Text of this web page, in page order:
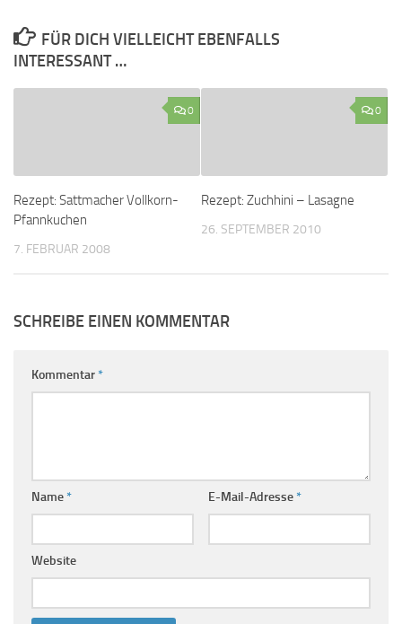
FÜR DICH VIELLEICHT EBENFALLS
INTERESSANT …
0
Rezept: Sattmacher Vollkorn-
Pfannkuchen
7. FEBRUAR 2008
0
Rezept: Zuchhini – Lasagne
26. SEPTEMBER 2010
SCHREIBE EINEN KOMMENTAR
Kommentar*
Name* E-Mail-Adresse*
Website